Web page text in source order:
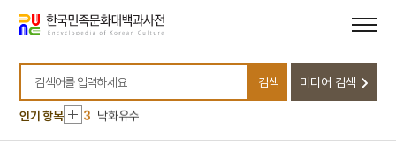
바로가기
바로가기
검색어를 입력하세요
검색 미디어 검색
인기 항목
10 달서구
1 금성대군
2 신위
3 낙화유수
4 데릴사위